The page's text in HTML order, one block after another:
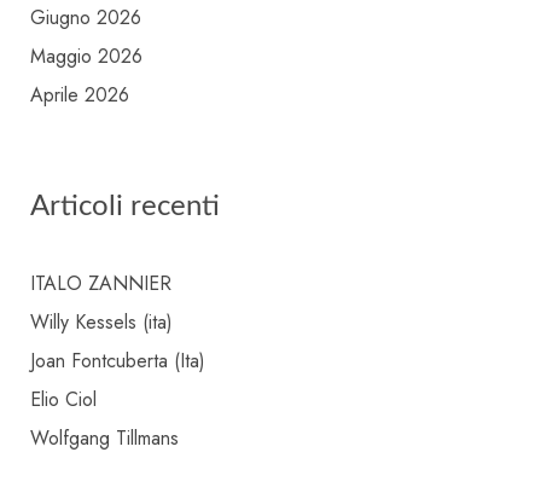
Giugno 2026
Maggio 2026
Aprile 2026
Articoli recenti
ITALO ZANNIER
Willy Kessels (ita)
Joan Fontcuberta (Ita)
Elio Ciol
Wolfgang Tillmans